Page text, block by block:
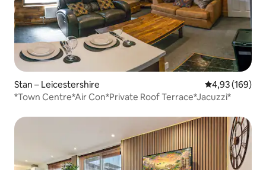
Stan – Leicestershire Prosječna
4,93 (169)
*Town Centre*Air Con*Private Roof Terrace*Jacuzzi*